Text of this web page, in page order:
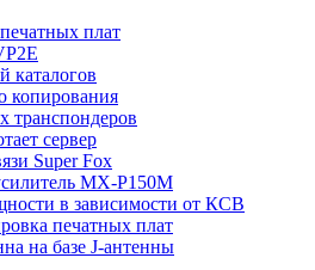
плат
каталогов
копирования
транспондеров
сервер
Super Fox
MX-P150M
в зависимости от КСВ
печатных плат
на базе J-антенны